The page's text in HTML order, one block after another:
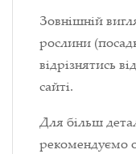
Зовнішній
рослини
відрізнятись
сайті.
Для більш
рекомендуємо